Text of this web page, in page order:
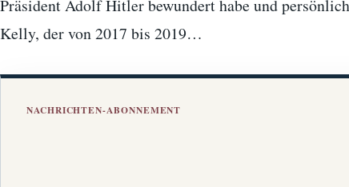
Präsident Adolf Hitler bewundert habe und
Kelly, der von 2017 bis 2019…
NACHRICHTEN-ABONNEMENT